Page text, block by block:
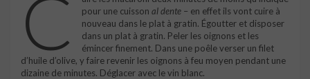
C
pour une cuisson al dente– en effet ils vont cuire à
nouveau dans le plat à gratin. Égoutter et disposer
dans un plat à gratin. Peler les oignons et les
émincer finement. Dans une poêle verser un filet
d’huile d’olive, y faire revenir les oignons à feu moyen pendant une
dizaine de minutes. Déglacer avec le vin blanc.